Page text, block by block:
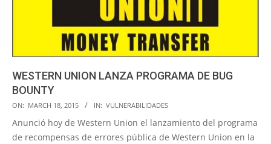
WESTERN UNION LANZA PROGRAMA DE BUG
BOUNTY
2015-
03-
18
ON: MARCH 18, 2015 IN: VULNERABILIDADES
Anunció hoy de Western Union el lanzamiento del programa
de recompensas de errores pública de Western Union en la